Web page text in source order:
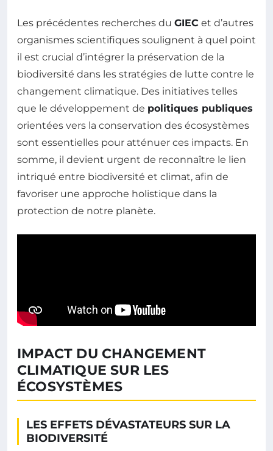
Les précédentes recherches du GIEC et d’autres
organismes scientifiques soulignent à quel point
il est crucial d’intégrer la préservation de la
biodiversité dans les stratégies de lutte contre le
changement climatique. Des initiatives telles
que le développement de politiques publiques
orientées vers la conservation des écosystèmes
sont essentielles pour atténuer ces impacts. En
somme, il devient urgent de reconnaître le lien
intriqué entre biodiversité et climat, afin de
favoriser une approche holistique dans la
protection de notre planète.
IMPACT DU CHANGEMENT
CLIMATIQUE SUR LES
ÉCOSYSTÈMES
LES EFFETS DÉVASTATEURS SUR LA
BIODIVERSITÉ